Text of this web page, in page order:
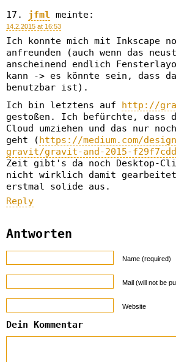
jfml meinte:
14.2.2015 at 16:53
Ich konnte mich mit Inkscape
anfreunden (auch wenn das
anscheinend endlich
kann -> es könnte sein, dass
benutzbar ist).
Ich bin letztens auf http://
gestoßen. Ich befürchte, dass
Cloud umziehen und das nur
geht (https://medium.com/
gravit/gravit-and-2015-
Zeit gibt's da noch Desktop-
nicht wirklich damit
erstmal solide aus.
Reply
Antworten
Name (required)
Mail (will not be
Website
Dein Kommentar